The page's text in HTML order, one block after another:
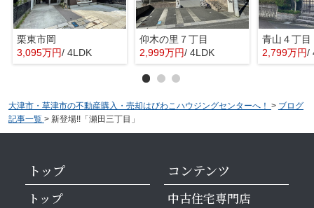
栗東市岡
3,095万円/ 4LDK
仰木の里７丁目
2,999万円/ 4LDK
青山４丁目
2,799万円/
大津市・草津市の不動産購入・売却はびわこハウジングセンターへ！ > ブログ
記事一覧 > 新登場!!「瀬田三丁目」
トップ
トップ
コンテンツ
中古住宅専門店